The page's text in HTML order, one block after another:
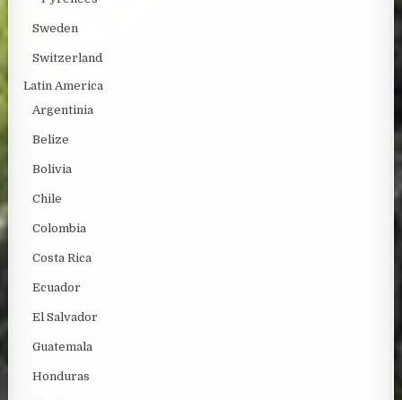
Sweden
Switzerland
Latin America
Argentinia
Belize
Bolivia
Chile
Colombia
Costa Rica
Ecuador
El Salvador
Guatemala
Honduras